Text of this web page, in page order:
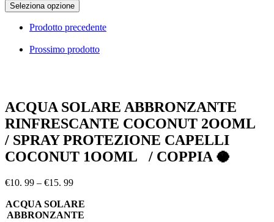
Seleziona opzione
Prodotto precedente
Prossimo prodotto
ACQUA SOLARE ABBRONZANTE
RINFRESCANTE COCONUT 2OOML
/ SPRAY PROTEZIONE CAPELLI
COCONUT 1OOML / COPPIA 🥥
€10. 99 – €15. 99
ACQUA SOLARE
ABBRONZANTE